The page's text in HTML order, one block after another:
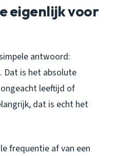
eigenlijk voor
antwoord:
. Dat is het absolute
leeftijd of
dat is echt het
frequentie af van een